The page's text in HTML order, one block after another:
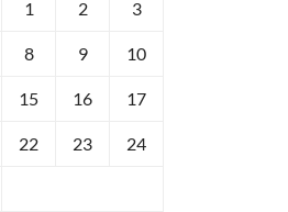
1 2 3
8 9 10
15 16 17
22 23 24